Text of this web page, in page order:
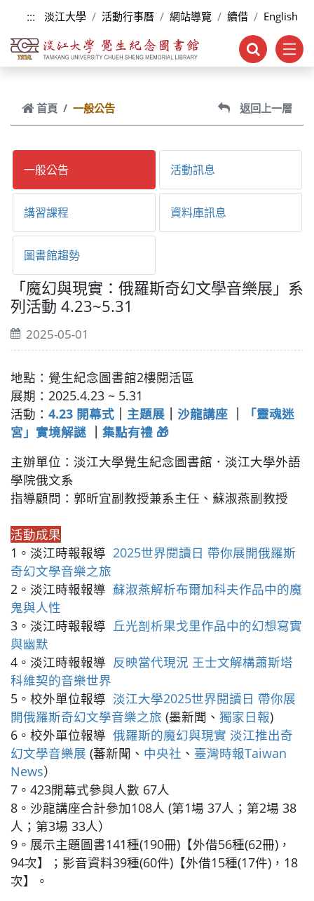
跳到主要內容
::: 淡江大學 活動行事曆 網站導覽 續借 English
首頁 一般公告 返回上一層
一般公告 活動訊息
講習課程 資料庫訊息
圖書館趨勢
「魔幻與現實：俄羅斯奇幻文學音樂展​」系
列活動 4.23~5.31
2025-05-01
地點：覺生紀念圖書館2樓閱活區
展期：2025.4.23 ~ 5.31
活動： 4.23 開幕式 主題展 沙龍講座
「靈魂迷
宮」實境解謎
集點有禮 🎁
主辦單位：淡江大學覺生紀念圖書館．淡江大學外語
學院俄文系
指導顧問：郭昕宜副教授兼系主任、蘇淑燕副教授
活動成果
1。淡江時報報導 2025世界閱讀日 帶你展開俄羅斯
奇幻文學音樂之旅
2。淡江時報報導 蘇淑燕解析布爾加科夫作品中的魔
鬼與人性
3。淡江時報報導 丘光剖析果戈里作品中的幻想寫實
與幽默
4。淡江時報報導 反映當代現況 王士文解構蕭斯塔
科維契的音樂世界
5。校外單位報導 淡江大學2025世界閱讀日 帶你展
開俄羅斯奇幻文學音樂之旅 (墨新聞、 獨家日報)
6。校外單位報導 俄羅斯的魔幻與現實 淡江推出奇
幻文學音樂展 (蕃新聞、 中央社 、 臺灣時報Taiwan
News）
7。423開幕式參與人數 67人
8。沙龍講座合計參加108人 (第1場 37人；第2場 38
人；第3場 33人）
9。展示主題圖書141種(190冊)【外借56種(62冊)，
94次】；影音資料39種(60件)【外借15種(17件)，18
次】。